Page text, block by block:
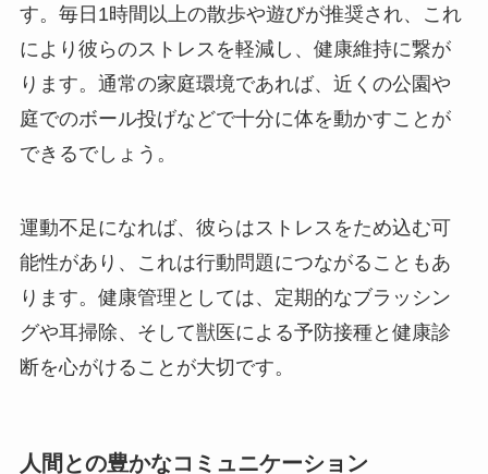
す。毎日1時間以上の散歩や遊びが推奨され、これ
により彼らのストレスを軽減し、健康維持に繋が
ります。通常の家庭環境であれば、近くの公園や
庭でのボール投げなどで十分に体を動かすことが
できるでしょう。
運動不足になれば、彼らはストレスをため込む可
能性があり、これは行動問題につながることもあ
ります。健康管理としては、定期的なブラッシン
グや耳掃除、そして獣医による予防接種と健康診
断を心がけることが大切です。
人間との豊かなコミュニケーション